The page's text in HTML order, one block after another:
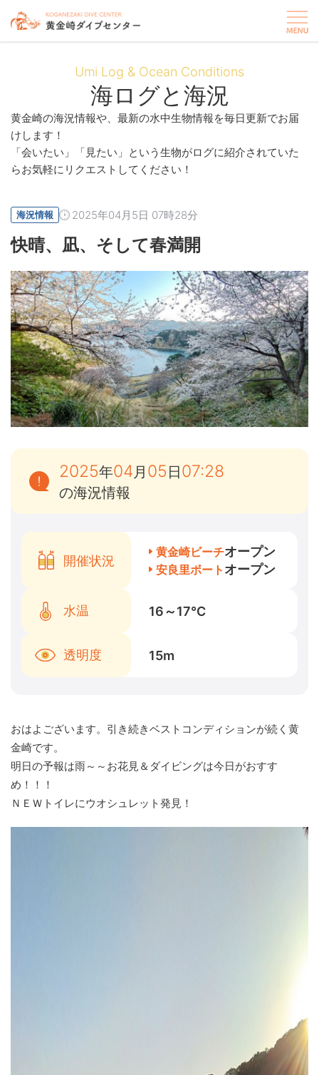
Umi Log & Ocean Conditions
海ログと海況
黄金崎の海況情報や、最新の水中生物情報を毎日更新でお届
けします！
「会いたい」「見たい」という生物がログに紹介されていた
らお気軽にリクエストしてください！
海況情報 2025年04月5日 07時28分
快晴、凪、そして春満開
2025年04月 05 日 07:28
の海況情報
開催状況
黄金崎ビーチオープン
安良里ボート オープン
水温 16～17℃
透明度 15m
おはよございます。引き続きベストコンディションが続く黄
金崎です。
明日の予報は雨～～お花見＆ダイビングは今日がおすす
め！！！
ＮＥＷトイレにウオシュレット発見！